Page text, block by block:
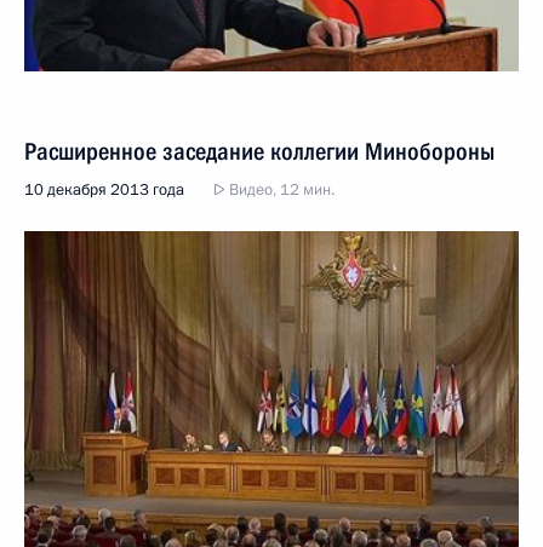
Расширенное заседание коллегии Минобороны
10 декабря 2013 года Видео, 12 мин.